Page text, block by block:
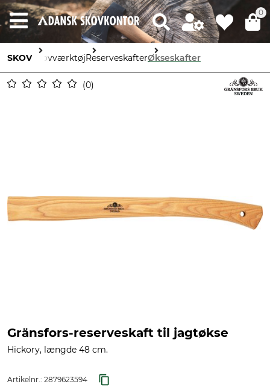
0
SKOV SkovværktøjReserveskafterØkseskafter
0
Gränsfors-reserveskaft til jagtøkse
Hickory, længde 48 cm.
Artikelnr.: 2879623594